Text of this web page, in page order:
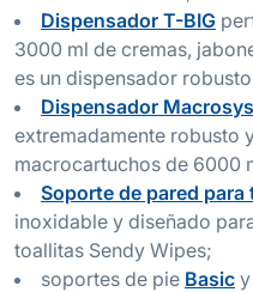
Dispensador T-BIG
3000 ml de cremas,
es un dispensador
Dispensador
extremadamente robusto
macrocartuchos de 6000
Soporte de pared para
inoxidable y diseñado
toallitas Sendy Wipes;
soportes de pie Basic y